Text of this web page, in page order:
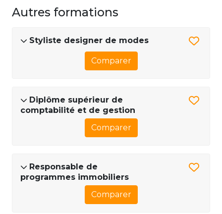
Autres formations
Styliste designer de modes
Comparer
Diplôme supérieur de
comptabilité et de gestion
Comparer
Responsable de
programmes immobiliers
Comparer